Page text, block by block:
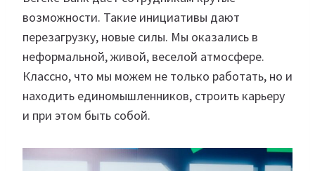
возможности. Такие инициативы дают
перезагрузку, новые силы. Мы оказались в
неформальной, живой, веселой атмосфере.
Классно, что мы можем не только работать, но и
находить единомышленников, строить карьеру
и при этом быть собой.